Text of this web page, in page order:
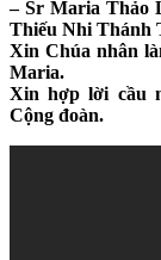
– Sr Maria Thảo
Thiếu Nhi Thánh
Xin Chúa nhân
Maria.
Xin hợp lời cầu
Cộng đoàn.